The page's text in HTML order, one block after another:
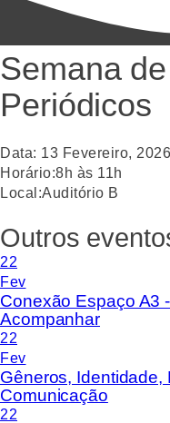
Semana
Periódicos
Data: 13 Fevereiro, 2026
Horário:8h às 11h
Local:Auditório B
Outros
22
Fev
Conexão Espaço A3
Acompanhar
22
Fev
Gêneros, Identidade,
Comunicação
22